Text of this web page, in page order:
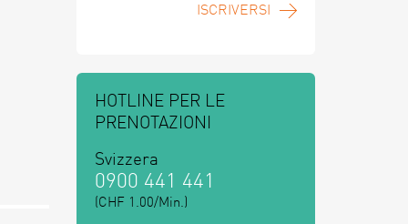
ISCRIVERSI
HOTLINE PER LE
PRENOTAZIONI
Svizzera
0900 441 441
(CHF 1.00/Min.)